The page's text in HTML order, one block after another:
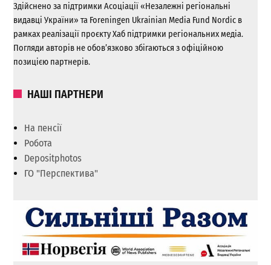
Здійснено за підтримки Асоціації «Незалежні регіональні
видавці України» та Foreningen Ukrainian Media Fund Nordic в
рамках реалізації проєкту Хаб підтримки регіональних медіа.
Погляди авторів не обов’язково збігаються з офіційною
позицією партнерів.
НАШІ ПАРТНЕРИ
На пенсії
Робота
Depositphotos
ГО "Перспектива"